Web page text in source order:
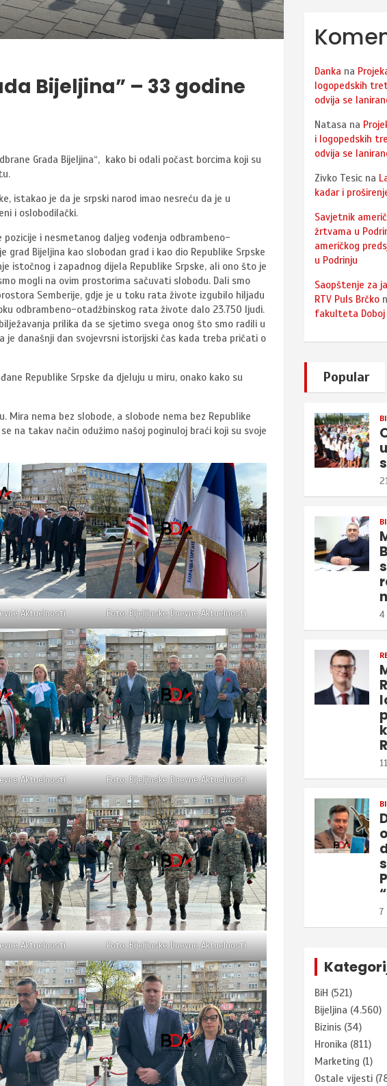
Bijeljina” – 33 godine
Grada Bijeljina“, kako bi odali počast borcima koji su
istakao je da je srpski narod imao nesreću da je u
i oslobodilački.
pozicije i nesmetanog daljeg vođenja odbrambeno-
Bijeljina kao slobodan grad i kao dio Republike Srpske
istočnog i zapadnog dijela Republike Srpske, ali ono što je
mogli na ovim prostorima sačuvati slobodu. Dali smo
Semberije, gdje je u toku rata živote izgubilo hiljadu
odbrambeno-otadžbinskog rata živote dalo 23.750 ljudi.
prilika da se sjetimo svega onog što smo radili u
današnji dan svojevrsni istorijski čas kada treba pričati o
Republike Srpske da djeluju u miru, onako kako su
Mira nema bez slobode, a slobode nema bez Republike
na takav način odužimo našoj poginuloj braći koji su svoje
Aktuelnosti Foto: Bijeljinske Dnevne Aktuelnosti
Aktuelnosti Foto: Bijeljinske Dnevne Aktuelnosti
Aktuelnosti Foto: Bijeljinske Dnevne Aktuelnosti
Danka na
logopedskih
odvija se
Natasa na
i logopedskih
odvija se
Zivko Tesic na
kadar i
Savjetnik
žrtvama u
američkog
u Podrinju
Saopštenje za
RTV Puls Brčko
fakulteta Doboj
Popular
4
7
BiH (521)
Bijeljina (4.560)
Bizinis (34)
Hronika (811)
Marketing (1)
Ostale vijesti